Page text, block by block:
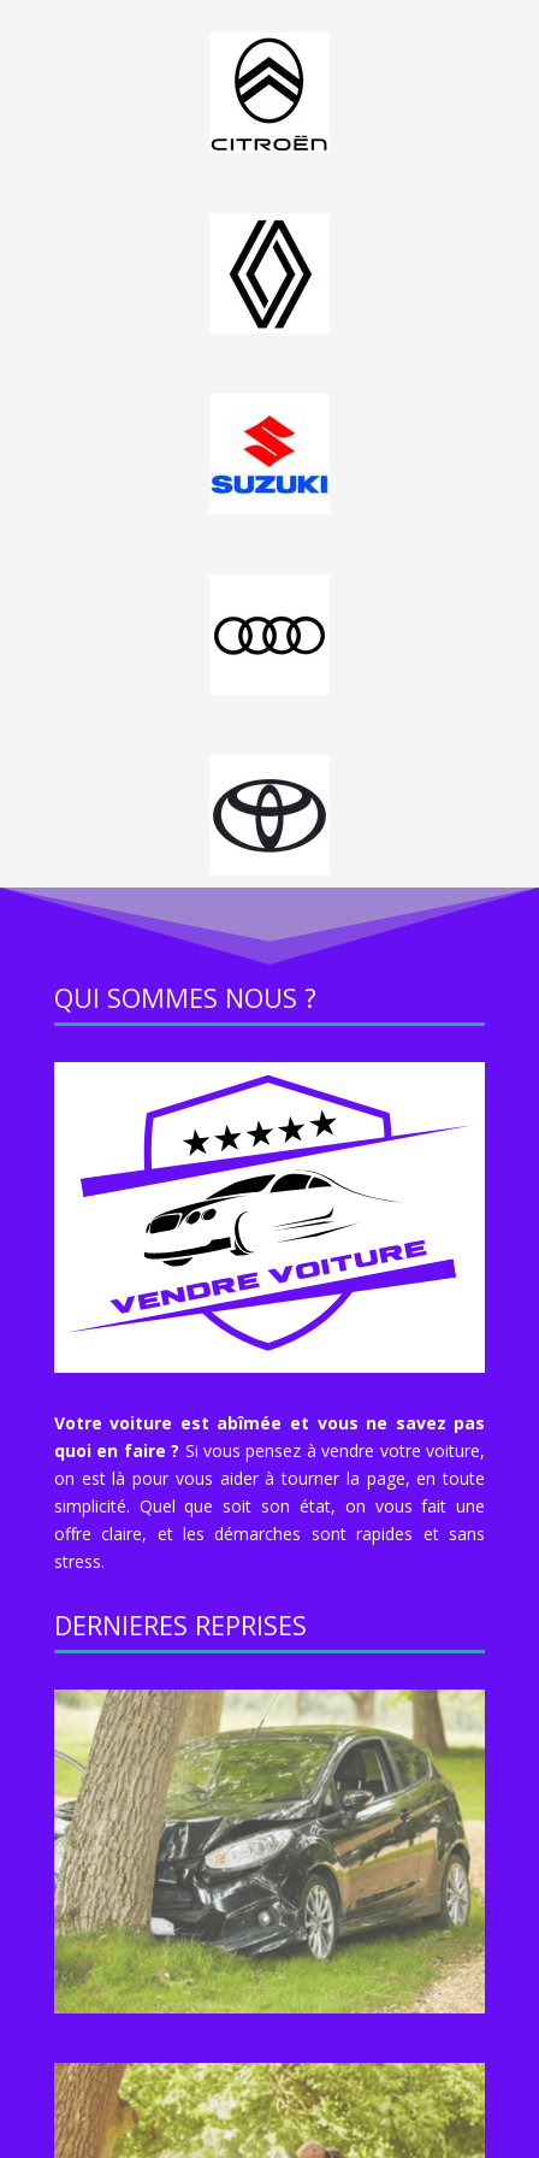
QUI SOMMES NOUS ?
Votre voiture est abîmée et vous ne savez pas
quoi en faire ? Si vous pensez à vendre votre voiture,
on est là pour vous aider à tourner la page, en toute
simplicité. Quel que soit son état, on vous fait une
offre claire, et les démarches sont rapides et sans
stress.
DERNIERES REPRISES